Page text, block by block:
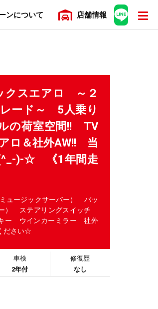
ンについて 店舗情報
クスエアロ ～２
ード～ 5人乗り
の荷室空間!! TV
ロ＆社外AW!! 当
)-☆ 《1年間走
ュージックサーバー） バッ
） ステアリングスイッチ
ー ウインカーミラー 社外
ださい☆
車検
2年付
修復歴
なし